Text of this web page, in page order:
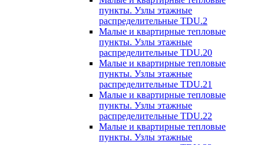
пункты. Узлы этажные
распределительные TDU.2
Малые и квартирные тепловые
пункты. Узлы этажные
распределительные TDU.20
Малые и квартирные тепловые
пункты. Узлы этажные
распределительные TDU.21
Малые и квартирные тепловые
пункты. Узлы этажные
распределительные TDU.22
Малые и квартирные тепловые
пункты. Узлы этажные